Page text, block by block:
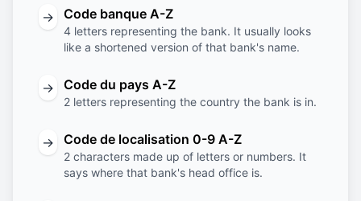
→ Code banque A-Z
4 letters representing the bank. It usually looks
like a shortened version of that bank's name.
→ Code du pays A-Z
2 letters representing the country the bank is in.
→ Code de localisation 0-9 A-Z
2 characters made up of letters or numbers. It
says where that bank's head office is.